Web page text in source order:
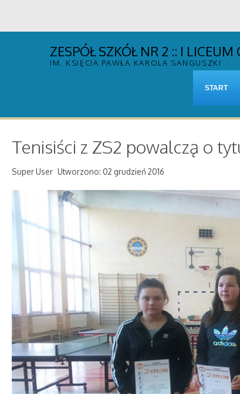
ZESPÓŁ SZKÓŁ NR 2 :: I
IM. KSIĘCIA PAWŁA KAROLA SANGUSZKI
START
Tenisiści z ZS2 powalczą o
Super User Utworzono: 02 grudzień 2016